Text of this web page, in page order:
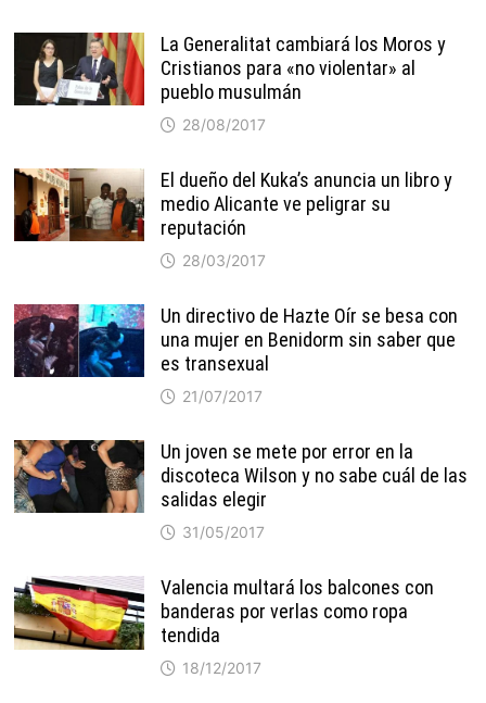
La Generalitat cambiará los Moros y
Cristianos para «no violentar» al
pueblo musulmán
28/08/2017
El dueño del Kuka’s anuncia un libro y
medio Alicante ve peligrar su
reputación
28/03/2017
Un directivo de Hazte Oír se besa con
una mujer en Benidorm sin saber que
es transexual
21/07/2017
Un joven se mete por error en la
discoteca Wilson y no sabe cuál de las
salidas elegir
31/05/2017
Valencia multará los balcones con
banderas por verlas como ropa
tendida
18/12/2017